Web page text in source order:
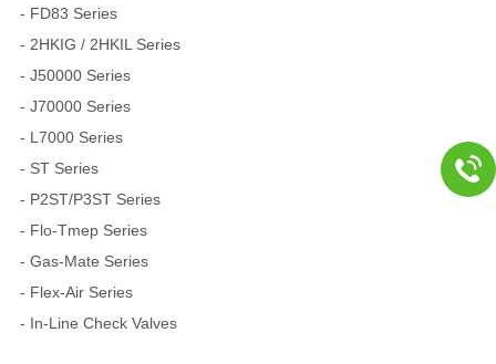
- FD83 Series
- 2HKIG / 2HKIL Series
- J50000 Series
- J70000 Series
- L7000 Series
- ST Series
- P2ST/P3ST Series
- Flo-Tmep Series
- Gas-Mate Series
- Flex-Air Series
- In-Line Check Valves